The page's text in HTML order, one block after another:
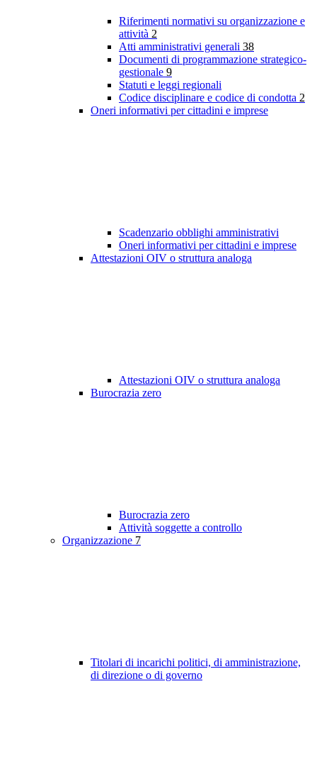
Riferimenti normativi su organizzazione e
attività 2
Atti amministrativi generali 38
Documenti di programmazione strategico-
gestionale 9
Statuti e leggi regionali
Codice disciplinare e codice di condotta 2
Oneri informativi per cittadini e imprese
Scadenzario obblighi amministrativi
Oneri informativi per cittadini e imprese
Attestazioni OIV o struttura analoga
Attestazioni OIV o struttura analoga
Burocrazia zero
Burocrazia zero
Attività soggette a controllo
Organizzazione 7
Titolari di incarichi politici, di amministrazione,
di direzione o di governo